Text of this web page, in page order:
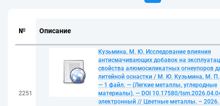
№ Описание
2251
Кузьмина, М. Ю. Исследование влияния
антисмачивающих добавок на
свойства алюмосиликатных огнеупоров
литейной оснастки / М. Ю. Кузьмина, М.
— 1 файл. — (Легкие металлы, углеродные
материалы). — DOI 10.17580/
электронный // Цветные металлы. –